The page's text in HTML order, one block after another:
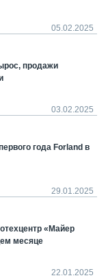
05.02.2025
продажи
03.02.2025
года Forland в
29.01.2025
«Майер
месяце
22.01.2025